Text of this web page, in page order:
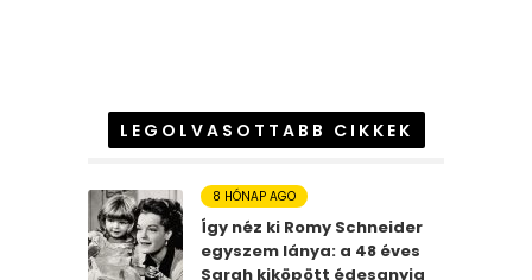
LEGOLVASOTTABB CIKKEK
8 HÓNAP AGO
Így néz ki Romy Schneider
egyszem lánya: a 48 éves
Sarah kiköpött édesanyja